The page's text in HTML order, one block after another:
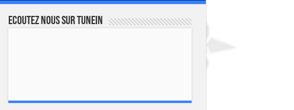
Ecoutez nous sur TuneIn